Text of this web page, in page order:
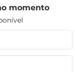
momento